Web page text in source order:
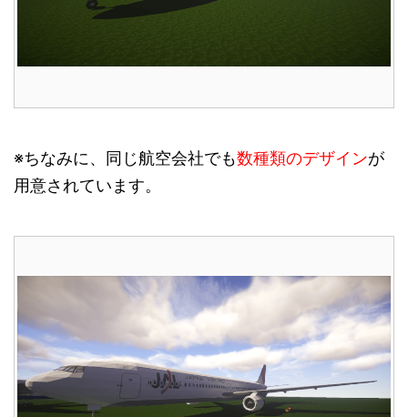
※ちなみに、同じ航空会社でも数種類のデザインが
用意されています。